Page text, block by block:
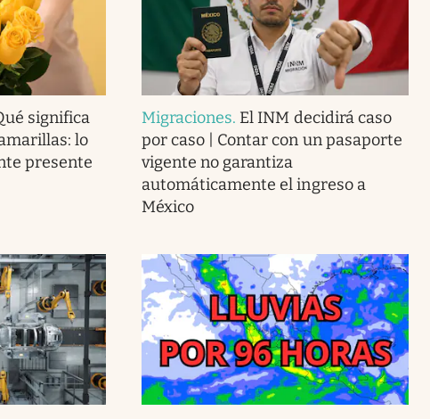
significa
lo
presente
Migraciones. El INM decidirá caso
por caso | Contar con un pasaporte
vigente no garantiza
automáticamente el ingreso a
México